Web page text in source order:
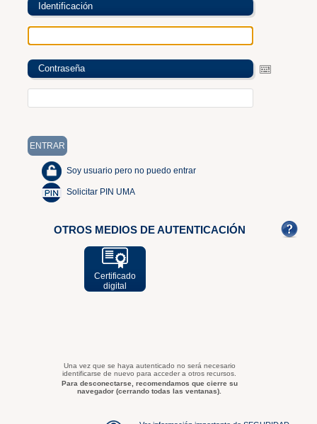
Identificación
Contraseña
Soy usuario pero no puedo entrar
Solicitar PIN UMA
OTROS MEDIOS DE AUTENTICACIÓN
Certificado
digital
Una vez que se haya autenticado no será necesario
identificarse de nuevo para acceder a otros recursos.
Para desconectarse, recomendamos que cierre su
navegador (cerrando todas las ventanas).